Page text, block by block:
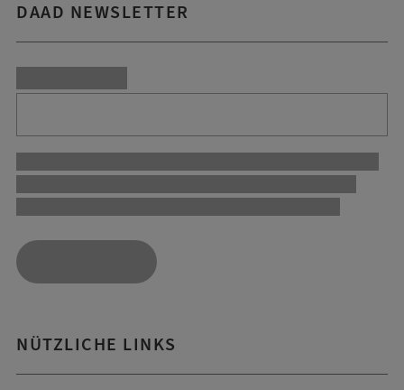
DAAD NEWSLETTER
NÜTZLICHE LINKS